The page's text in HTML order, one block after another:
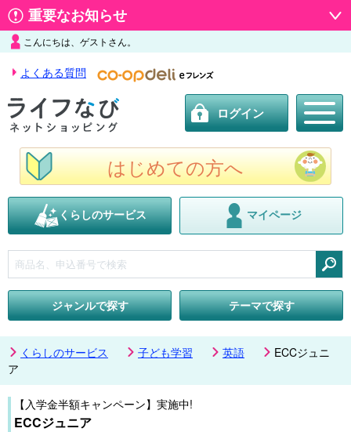
重要なお知らせ
こんにちは、ゲストさん。
よくある質問
ログイン
はじめての方へ
くらしのサービス マイページ
ジャンルで探す
テーマで探す
くらしのサービス 子ども学習 英語
ECCジュニ
ア
【入学金半額キャンペーン】実施中!
ECCジュニア